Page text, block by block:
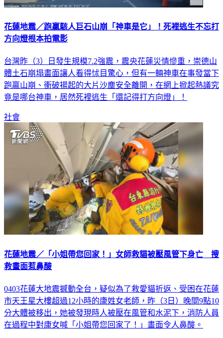
花蓮地震／跑贏駭人巨石山崩「神車是它」！死裡逃生不忘打
方向燈根本拍電影
台灣昨（3）日發生規模7.2強震，震央花蓮災情慘重，崇德山
體土石崩塌畫面讓人看得怵目驚心，但有一輛神車在事發當下
跑贏山崩、衝破揚起的大片沙塵安全離開，在網上掀起熱議究
竟是哪台神車，居然死裡逃生「還記得打方向燈」！
社會
花蓮地震／「小姐帶您回家！」女師救貓被壓風管下身亡 搜
救畫面惹鼻酸
0403花蓮大地震撼動全台，疑似為了救愛貓折返、受困在花蓮
市天王星大樓超過12小時的康姓女老師，昨（3日）晚間9點10
分大體被移出，她被發現時人被壓在風管和水泥下，消防人員
在過程中對康女喊「小姐帶您回家了！」畫面令人鼻酸。